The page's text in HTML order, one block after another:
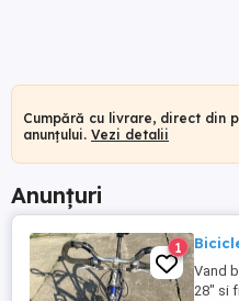
Cumpără cu livrare, direct din
anunțului. Vezi detalii
Anunțuri
1
Vand
28" si